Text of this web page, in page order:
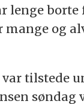
lenge borte
mange og
tilstede
søndag